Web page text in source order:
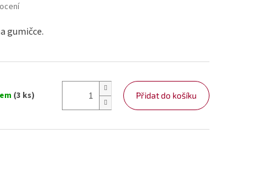
gumičce.
(3 ks) Přidat do košíku